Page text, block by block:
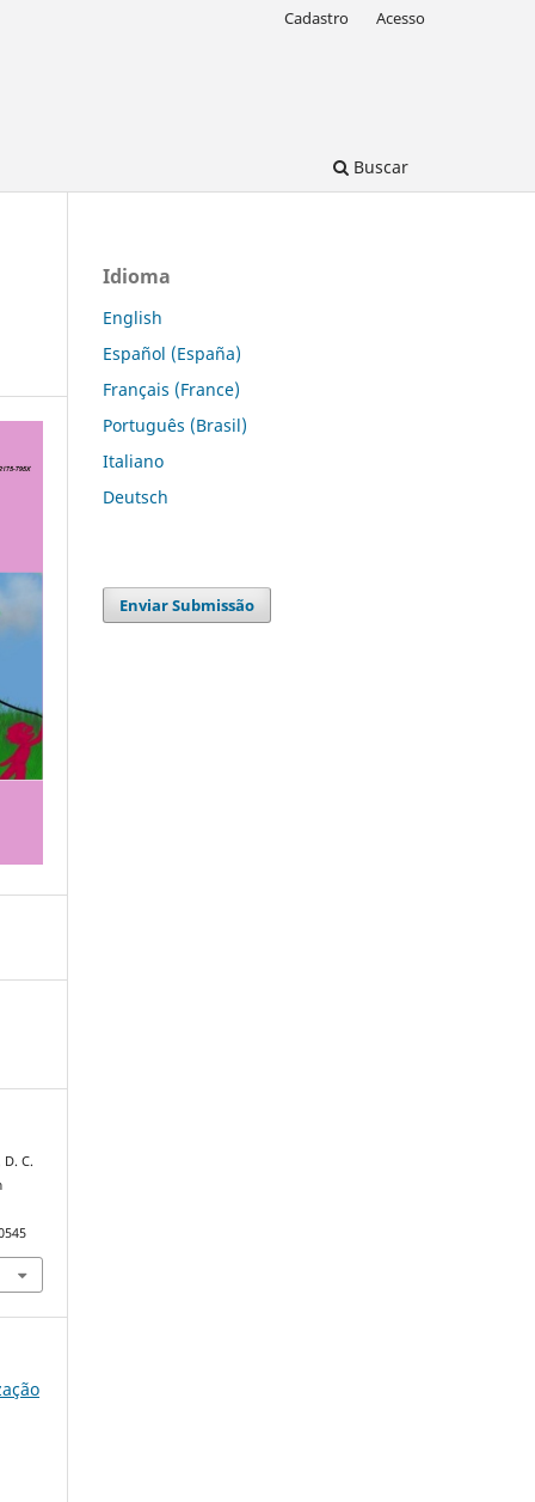
Buscar
Cadastro Acesso
C.
Idioma
English
Español (España)
Français (France)
Português (Brasil)
Italiano
Deutsch
Enviar Submissão